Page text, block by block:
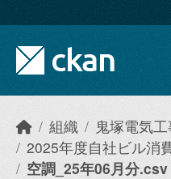
組織
鬼塚電気
2025年度自社ビル消
空調_25年06月分.csv